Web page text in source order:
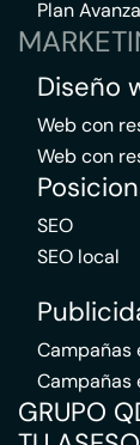
Plan
Diseño
Web con
Web con
SEO
SEO local
Campañas
Campañas
GRUPO